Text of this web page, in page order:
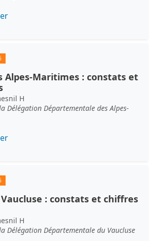
Alpes-Maritimes : constats et
H
Délégation Départementale des Alpes-
: constats et chiffres
H
Délégation Départementale du Vaucluse